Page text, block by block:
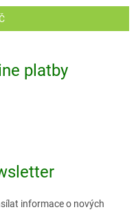
platby
informace o nových